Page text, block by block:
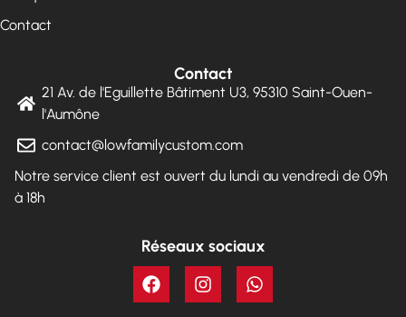
Contact
Contact
21 Av. de l'Eguillette Bâtiment U3, 95310 Saint-Ouen-
l'Aumône
contact@lowfamilycustom.com
Notre service client est ouvert du lundi au vendredi de 09h
à 18h
Réseaux sociaux